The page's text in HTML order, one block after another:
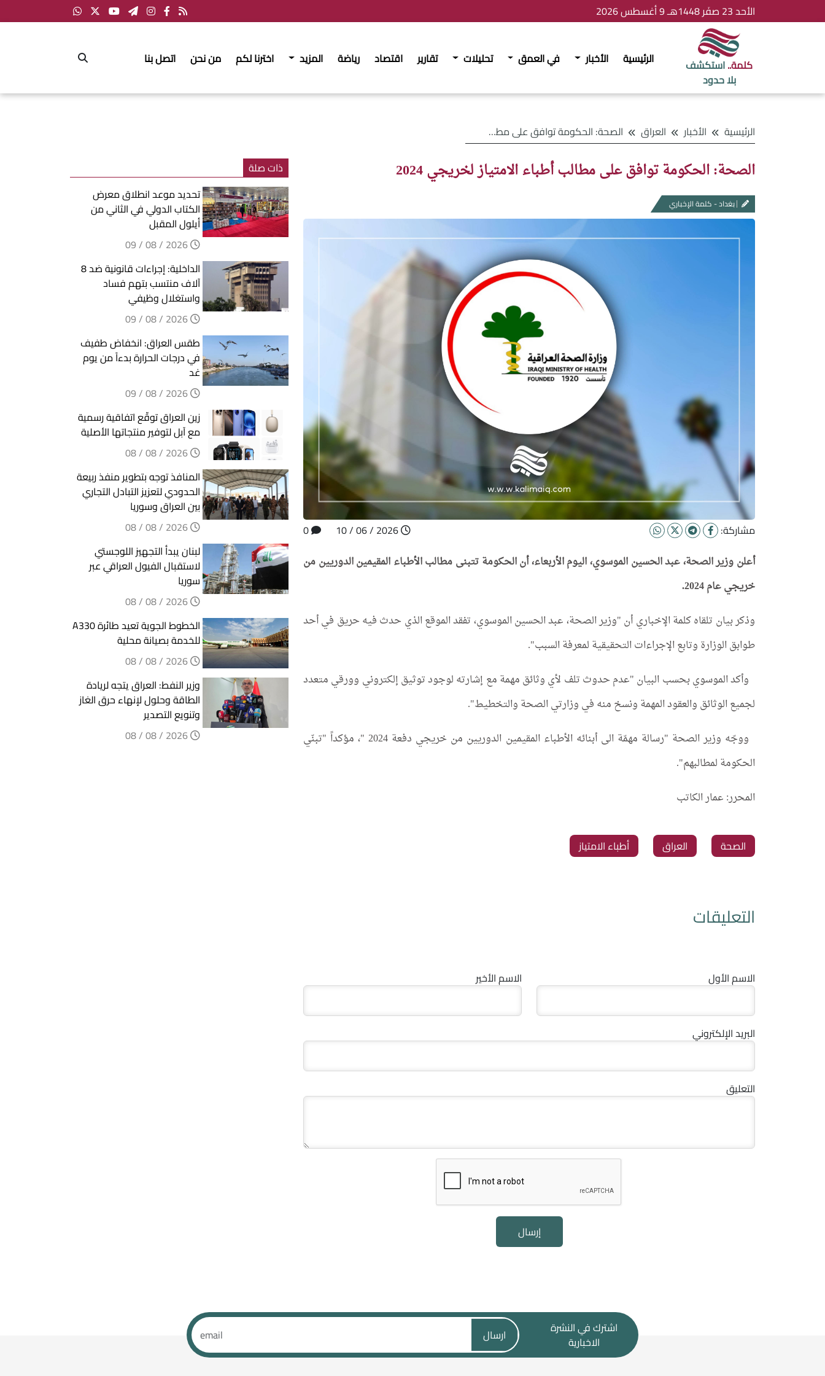
الأحد 23 صفَر 1448هـ 9 أغسطس 2026
كلمة..استكشف
بلا حدود
الرئيسية الأخبار في العمق تحليلات تقارير اقتصاد رياضة المزيد اخترنا لكم من نحن اتصل بنا
الرئيسية الأخبار العراق الصحة: الحكومة توافق على مطالب أطباء الامتياز لخريجي 2024
الصحة: الحكومة توافق على مطالب أطباء الامتياز لخريجي 2024
بغداد - كلمة الإخباري
مشاركة:
أعلن وزير الصحة، عبد الحسين الموسوي، اليوم الأربعاء، أن الحكومة تتبنى مطالب الأطباء المقيمين الدوريين من
خريجي عام 2024.
وذكر بيان تلقاه كلمة الإخباري أن "وزير الصحة، عبد الحسين الموسوي، تفقد الموقع الذي حدث فيه حريق في أحد
طوابق الوزارة وتابع الإجراءات التحقيقية لمعرفة السبب".
وأكد الموسوي بحسب البيان "عدم حدوث تلف لأي وثائق مهمة مع إشارته لوجود توثيق إلكتروني وورقي متعدد
لجميع الوثائق والعقود المهمة ونسخ منه في وزارتي الصحة والتخطيط".
ووجّه وزير الصحة "رسالة مهمّة الى أبنائه الأطباء المقيمين الدوريين من خريجي دفعة 2024 "، مؤكداً "تبنّي
الحكومة لمطالبهم".
المحرر: عمار الكاتب
الصحة العراق أطباء الامتياز
التعليقات
الاسم الأول الاسم الأخير
البريد الإلكتروني
التعليق
إرسال
ذات صلة
تحديد موعد انطلاق معرض
الكتاب الدولي في الثاني من
أيلول المقبل
الداخلية: إجراءات قانونية ضد 8
آلاف منتسب بتهم فساد
واستغلال وظيفي
طقس العراق: انخفاض طفيف
في درجات الحرارة بدءاً من يوم
غد
زين العراق توقّع اتفاقية رسمية
مع آبل لتوفير منتجاتها الأصلية
المنافذ توجه بتطوير منفذ ربيعة
الحدودي لتعزيز التبادل التجاري
بين العراق وسوريا
لبنان يبدأ التجهيز اللوجستي
لاستقبال الفيول العراقي عبر
سوريا
الخطوط الجوية تعيد طائرة A330
للخدمة بصيانة محلية
وزير النفط: العراق يتجه لريادة
الطاقة وحلول لإنهاء حرق الغاز
وتنويع التصدير
اشترك في النشرة
الاخبارية
ارسال